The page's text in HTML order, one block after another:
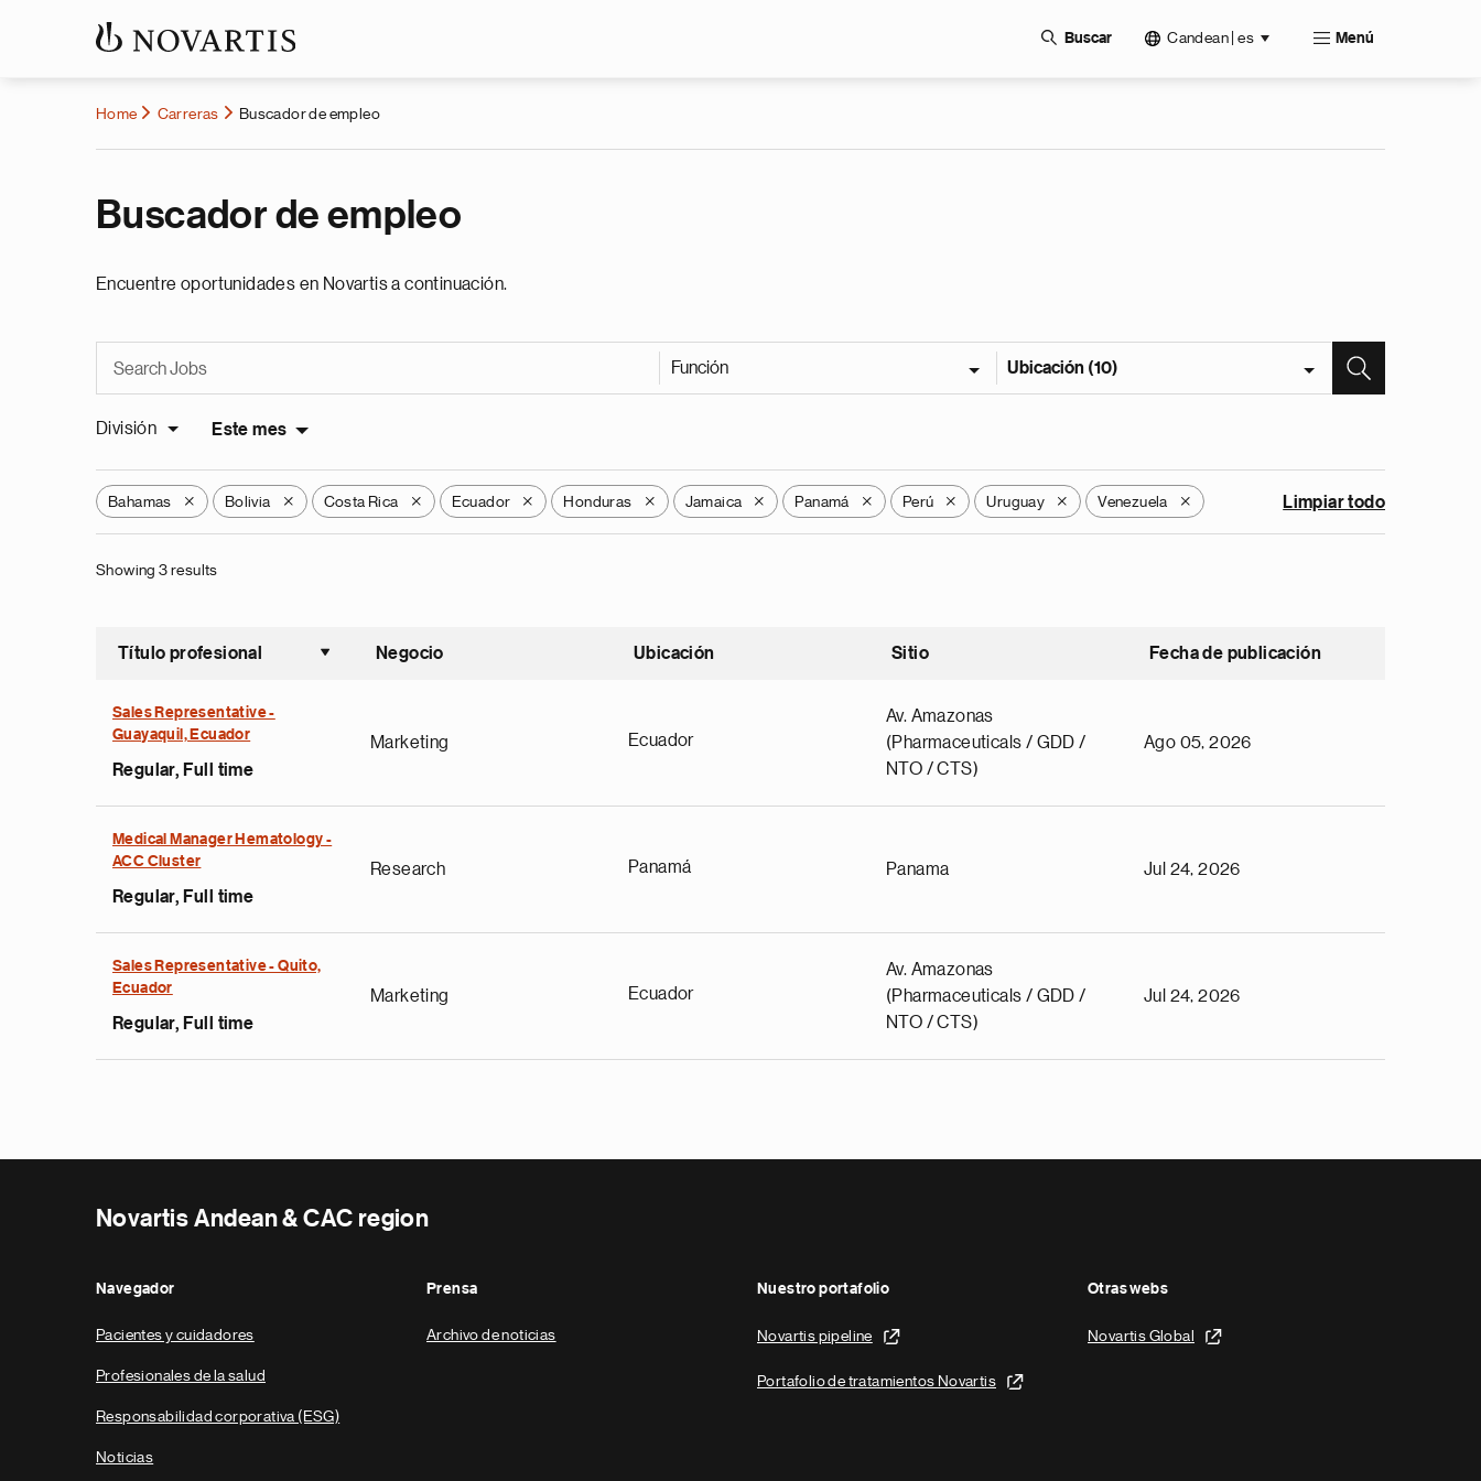
Buscar Candean | es Menú
Home Carreras Buscador de empleo
Buscador de empleo
Encuentre oportunidades en Novartis a continuación.
Función Ubicación (10)
División Este mes
Bahamas X Bolivia X Costa Rica X Ecuador X Honduras X Jamaica X Panamá X Perú X Uruguay X Venezuela X Limpiar todo
Showing 3 results
Título profesional
Ordenar ascendente
Negocio Ubicación Sitio Fecha de publicación
Sales Representative -
Guayaquil, Ecuador
Regular, Full time
Marketing Ecuador
Av. Amazonas
(Pharmaceuticals / GDD /
NTO / CTS)
Ago 05, 2026
Medical Manager Hematology -
ACC Cluster
Regular, Full time
Research Panamá Panama Jul 24, 2026
Sales Representative - Quito,
Ecuador
Regular, Full time
Marketing Ecuador
Av. Amazonas
(Pharmaceuticals / GDD /
NTO / CTS)
Jul 24, 2026
Novartis Andean & CAC region
Navegador
Pacientes y cuidadores
Profesionales de la salud
Responsabilidad corporativa (ESG)
Noticias
Prensa
Archivo de noticias
Nuestro portafolio
Novartis pipeline
Portafolio de tratamientos Novartis
Otras webs
Novartis Global